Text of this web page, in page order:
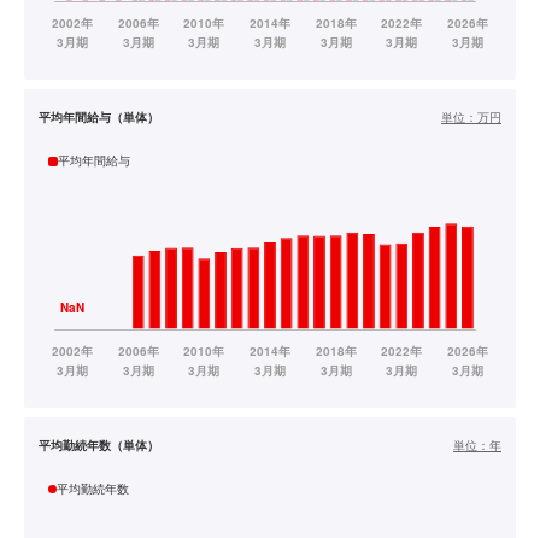
平均年間給与（単体） 単位： 万円
平均年間給与
平均勤続年数（単体） 単位： 年
平均勤続年数